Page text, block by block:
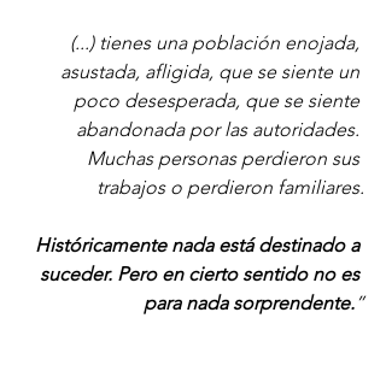
(...) tienes una población enojada,
asustada, afligida, que se siente un
poco desesperada, que se siente
abandonada por las autoridades.
Muchas personas perdieron sus
trabajos o perdieron familiares.
Históricamente nada está destinado a
suceder. Pero en cierto sentido no es
para nada sorprendente.”